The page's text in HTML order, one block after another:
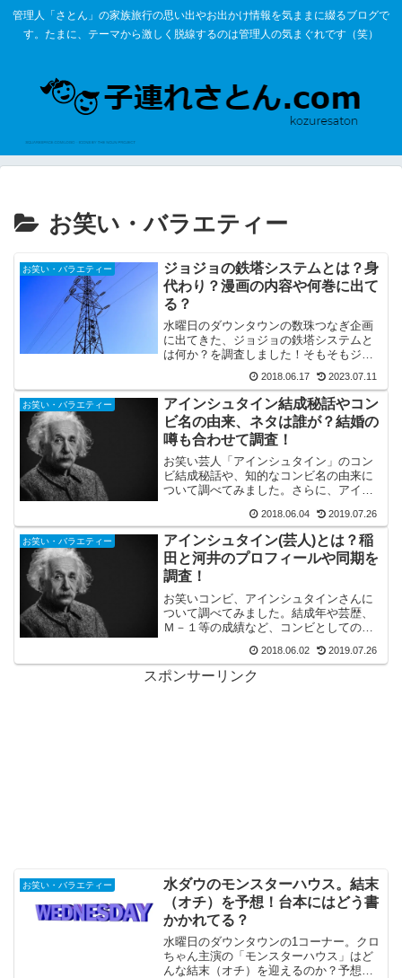
管理人「さとん」の家族旅行の思い出やお出かけ情報を気ままに綴るブログで
す。たまに、テーマから激しく脱線するのは管理人の気まぐれです（笑）
お笑い・バラエティー
お笑い・バラエティー
ジョジョの鉄塔システムとは？身
代わり？漫画の内容や何巻に出て
る？
水曜日のダウンタウンの数珠つなぎ企画
に出てきた、ジョジョの鉄塔システムと
は何か？を調査しました！そもそもジョ
ジョの奇妙な冒険とは？という疑問や鉄
塔システムがコミックスの何巻に出てく
るのか？アニメでは第何話になるのか？
なども調査！
2018.06.17 2023.07.11
お笑い・バラエティー
アインシュタイン結成秘話やコン
ビ名の由来、ネタは誰が？結婚の
噂も合わせて調査！
お笑い芸人「アインシュタイン」のコン
ビ結成秘話や、知的なコンビ名の由来に
ついて調べてみました。さらに、アイン
いるのか？や、稲田さんと河井さん、結
婚してる？といった噂の真相を紹介いた
します。
2018.06.04 2019.07.26
お笑い・バラエティー
アインシュタイン(芸人)とは？稲
田と河井のプロフィールや同期を
調査！
お笑いコンビ、アインシュタインさんに
ついて調べてみました。結成年や芸歴、
Ｍ－１等の成績など、コンビとしての経
ロフィールを紹介！ＮＳＣ出身であるお
二人の、同期芸人さんは誰がいるのか？
も合わせて調査しました！！
2018.06.02 2019.07.26
スポンサーリンク
お笑い・バラエティー
水ダウのモンスターハウス。結末
（オチ）を予想！台本にはどう書
かかれてる？
水曜日のダウンタウンの1コーナー。クロ
ちゃん主演の「モンスターハウス」はど
んな結末（オチ）を迎えるのか？予想を